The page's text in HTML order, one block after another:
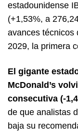
estadounidense
(+1,53%, a
avances técnicos
2029, la primera
El gigante
McDonald’s
consecutiva (-
de que analistas
baja su